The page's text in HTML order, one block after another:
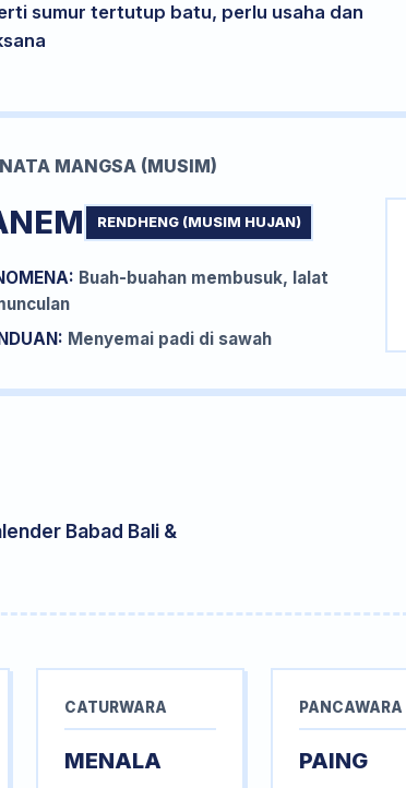
sumur tertutup batu, perlu usaha dan
MANGSA (MUSIM)
RENDHENG (MUSIM HUJAN)
Buah-buahan membusuk, lalat
Menyemai padi di sawah
Babad Bali &
CATURWARA
MENALA
PANCAWARA
PAING